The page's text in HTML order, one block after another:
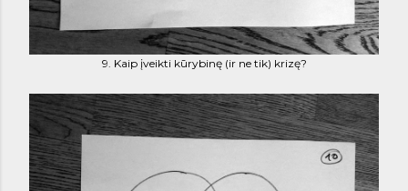
9. Kaip įveikti kūrybinę (ir ne tik) krizę?